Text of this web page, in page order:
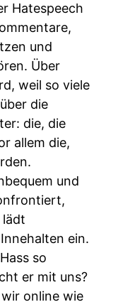
Hatespeech
und
Über
weil so viele
die
die, die
allem die,
und
ein.
so
er mit uns?
online wie